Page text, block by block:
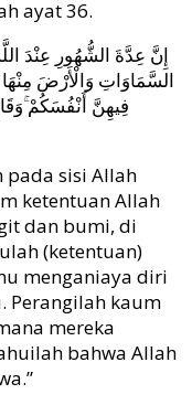
ayat 36.
إِنَّ عِدَّةَ الشُّهُورِ عِنْدَ
السَّمَاوَاتِ وَالْأَرْضَ
فِيهِنَّ أَنْفُسَكُمْ
pada sisi Allah
ketentuan Allah
dan bumi, di
(ketentuan)
menganiaya diri
Perangilah kaum
mereka
bahwa Allah